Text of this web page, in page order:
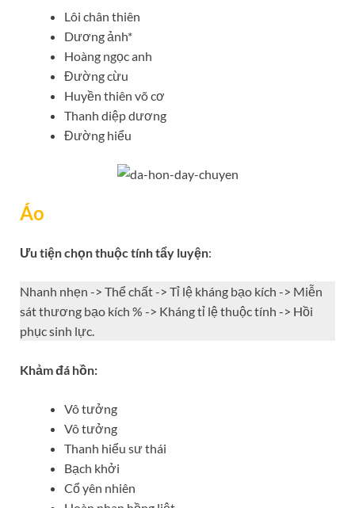
Lôi chân thiên
Dương ảnh*
Hoàng ngọc anh
Đường cừu
Huyền thiên võ cơ
Thanh diệp dương
Đường hiểu
Áo
Ưu tiện chọn thuộc tính tẩy luyện:
Nhanh nhẹn -> Thể chất -> Tỉ lệ kháng bạo kích -> Miễn
sát thương bạo kích % -> Kháng tỉ lệ thuộc tính -> Hồi
phục sinh lực.
Khảm đá hồn:
Vô tưởng
Vô tưởng
Thanh hiểu sư thái
Bạch khởi
Cổ yên nhiên